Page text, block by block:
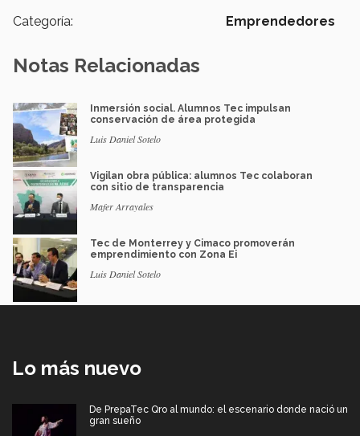
Categoría: Emprendedores
Notas Relacionadas
Inmersión social. Alumnos Tec impulsan
conservación de área protegida
Luis Daniel Sotelo
Vigilan obra pública: alumnos Tec colaboran
con sitio de transparencia
Mafer Arrayales
Tec de Monterrey y Cimaco promoverán
emprendimiento con Zona Ei
Luis Daniel Sotelo
Lo más nuevo
De PrepaTec Qro al mundo: el escenario donde nació un
gran sueño